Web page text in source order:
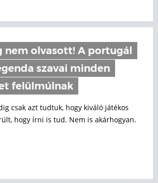
nem olvasott! A portugál
szavai minden
felülmúlnak
csak azt tudtuk, hogy kiváló játékos
hogy írni is tud. Nem is akárhogyan.